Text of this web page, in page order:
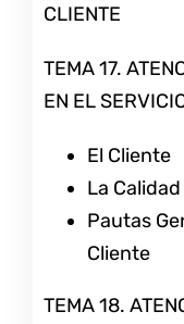
CLIENTE
TEMA 17.
EN EL
El Cliente
La
Pautas
Cliente
TEMA 18.